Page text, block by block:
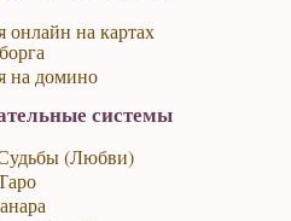
онлайн на картах
на домино
системы
(Любви)